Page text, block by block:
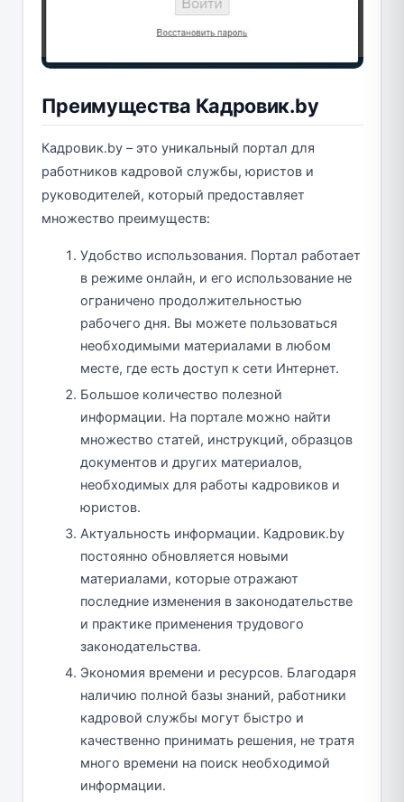
Преимущества Кадровик.by
Кадровик.by – это уникальный портал для
работников кадровой службы, юристов и
руководителей, который предоставляет
множество преимуществ:
Удобство использования. Портал работает
в режиме онлайн, и его использование не
ограничено продолжительностью
рабочего дня. Вы можете пользоваться
необходимыми материалами в любом
месте, где есть доступ к сети Интернет.
Большое количество полезной
информации. На портале можно найти
множество статей, инструкций, образцов
документов и других материалов,
необходимых для работы кадровиков и
юристов.
Актуальность информации. Кадровик.by
постоянно обновляется новыми
материалами, которые отражают
последние изменения в законодательстве
и практике применения трудового
законодательства.
Экономия времени и ресурсов. Благодаря
наличию полной базы знаний, работники
кадровой службы могут быстро и
качественно принимать решения, не тратя
много времени на поиск необходимой
информации.